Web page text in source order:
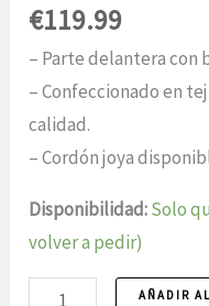
€119.99
– Parte delantera con
– Confeccionado en
calidad.
– Cordón joya
Disponibilidad:Solo
volver a pedir)
AASR
AÑADIR